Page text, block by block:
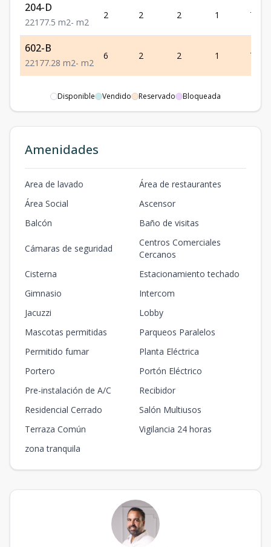
204-D
221 77.5 m2- m2
2 2 2 1 77.5
602-B
221 77.28 m2- m2
6 2 2 1 77.28
Disponible Vendido Reservado Bloqueada
Amenidades
Area de lavado
Área de restaurantes
Área Social
Ascensor
Balcón
Baño de visitas
Cámaras de seguridad
Centros Comerciales
Cercanos
Cisterna
Estacionamiento techado
Gimnasio
Intercom
Jacuzzi
Lobby
Mascotas permitidas
Parqueos Paralelos
Permitido fumar
Planta Eléctrica
Portero
Portón Eléctrico
Pre-instalación de A/C
Recibidor
Residencial Cerrado
Salón Multiusos
Terraza Común
Vigilancia 24 horas
zona tranquila